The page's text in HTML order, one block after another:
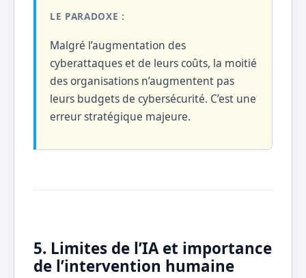
LE PARADOXE :
Malgré l’augmentation des
cyberattaques et de leurs coûts, la moitié
des organisations n’augmentent pas
leurs budgets de cybersécurité. C’est une
erreur stratégique majeure.
5. Limites de l’IA et importance
de l’intervention humaine